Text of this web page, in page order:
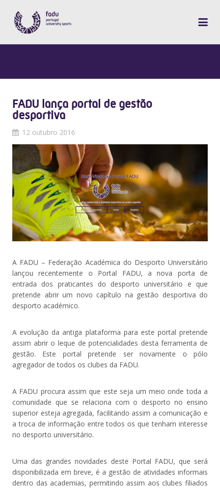
FADU lança portal de gestão
desportiva
12 outubro 2016
A FADU – Federação Académica do Desporto Universitário
lançou recentemente o Portal FADU, a nova porta de
entrada dos praticantes do desporto universitário e que
pretende abrir um novo capítulo na gestão desportiva do
desporto académico.
A evolução da antiga plataforma para este portal pretende
assim abrir o leque de potencialidades desta ferramenta de
gestão. Este portal pretende ser novamente o pólo
agregador de todos os clubes da FADU.
A FADU procura assim que este seja um meio onde toda a
comunidade que se relaciona com o desporto no ensino
superior esteja agregada, facilitando assim a comunicação e
a troca de informação entre todos os que tenham interesse
no desporto universitário.
Uma das grandes novidades deste Portal FADU, que será
disponibilizada em breve, é a gestão de atividades informais
dentro das academias, permitindo assim aos clubes filiados